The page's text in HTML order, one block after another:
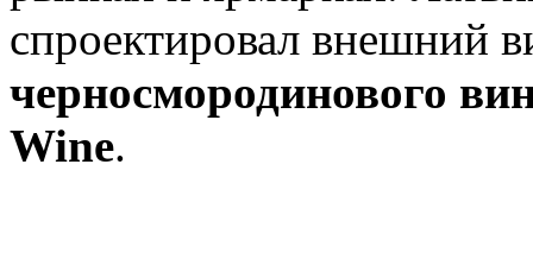
спроектировал внешний
черносмородинового
Wine.